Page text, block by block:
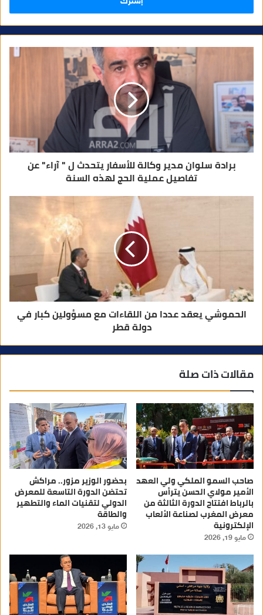
برادة سلوان مدير وكالة للأسفار يتحدث ل " آراء" عن
تفاصيل عملية الحج لهذه السنة
الحموشي يعقد عددا من اللقاءات مع مسؤولين كبار في
دولة قطر
مقالات ذات صلة
صاحب السمو الملكي ولي العهد
الأمير مولاي الحسن يترأس
بالرباط افتتاح الدورة الثالثة من
معرض المغرب لصناعة الألعاب
الإلكترونية
مايو 19, 2026
بحضور الوزير مزور.. مراكش
تحتضن الدورة التاسعة للمعرض
الدولي لتقنيات الماء والتطهير
والطاقة
مايو 13, 2026